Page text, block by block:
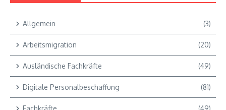
Allgemein (3)
Arbeitsmigration (20)
Ausländische Fachkräfte (49)
Digitale Personalbeschaffung (81)